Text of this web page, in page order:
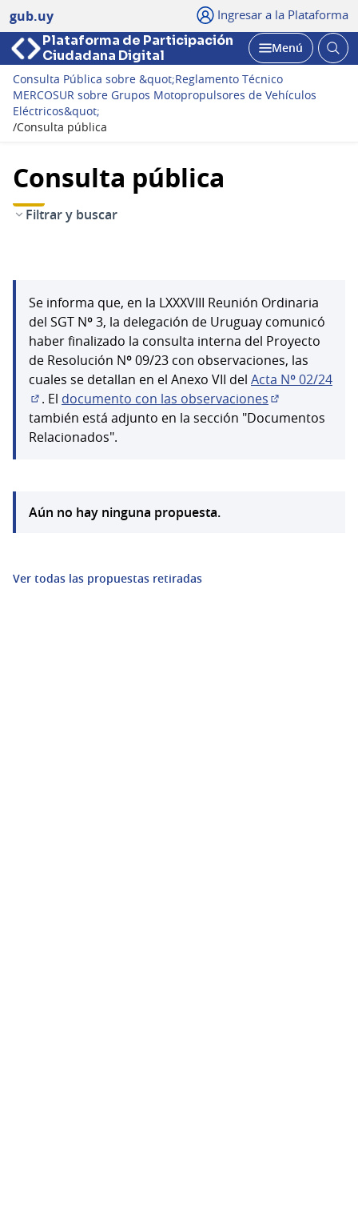
gub.uy Ingresar a la Plataforma
Plataforma de Participación
Ciudadana Digital
Abrir
Menú
Consulta Pública sobre &quot;Reglamento Técnico
MERCOSUR sobre Grupos Motopropulsores de Vehículos
Eléctricos&quot;
/Consulta pública
Consulta pública
Filtrar y buscar
Se informa que, en la LXXXVIII Reunión Ordinaria
del SGT Nº 3, la delegación de Uruguay comunicó
haber finalizado la consulta interna del Proyecto
de Resolución Nº 09/23 con observaciones, las
cuales se detallan en el Anexo VII del Acta Nº 02/24
(Enlace externo)
. El documento con las observaciones
(Abrir en una
también está adjunto en la sección "Documentos
Relacionados".
Aún no hay ninguna propuesta.
Ver todas las propuestas retiradas